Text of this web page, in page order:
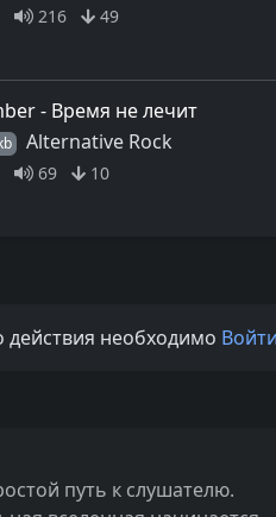
216 49
- Время не лечит
Alternative Rock
69 10
действия необходимо Войти
путь к слушателю.